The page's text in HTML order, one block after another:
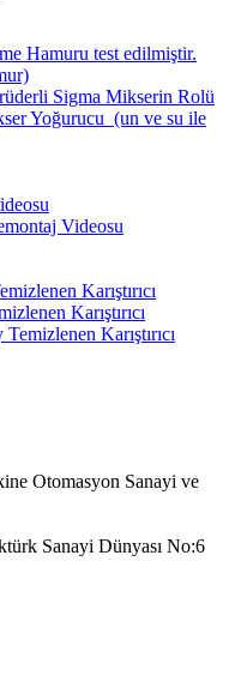
Hamuru test edilmiştir.
Sigma Mikserin Rolü
Yoğurucu (un ve su ile
Videosu
Karıştırıcı
Karıştırıcı
Karıştırıcı
Otomasyon Sanayi ve
Sanayi Dünyası No:6